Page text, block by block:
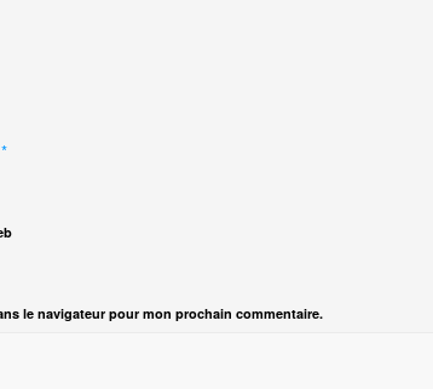
*
le navigateur pour mon prochain commentaire.